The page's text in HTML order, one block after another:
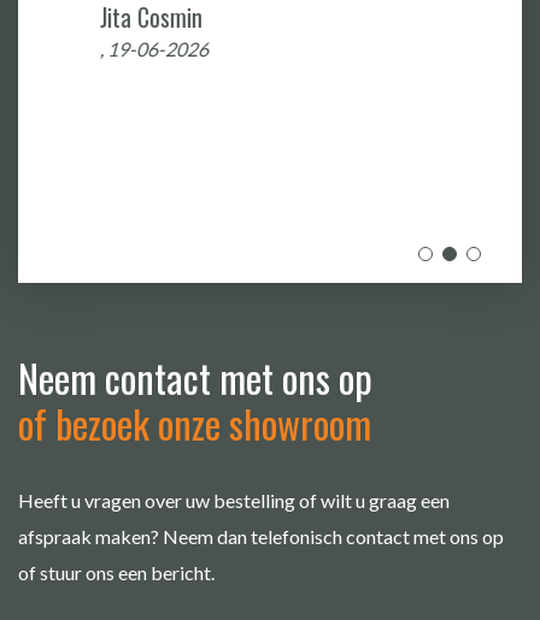
Jita Cosmin
, 19-06-2026
Neem contact met ons op
of bezoek onze showroom
Heeft u vragen over uw bestelling of wilt u graag een
afspraak maken? Neem dan telefonisch contact met ons op
of stuur ons een bericht.